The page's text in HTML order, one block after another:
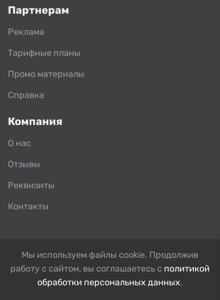
Партнерам
Реклама
Тарифные планы
Промо материалы
Справка
Компания
О нас
Отзывы
Реквизиты
Контакты
Мы используем файлы cookie. Продолжив
работу с сайтом, вы соглашаетесь с политикой
обработки персональных данных.